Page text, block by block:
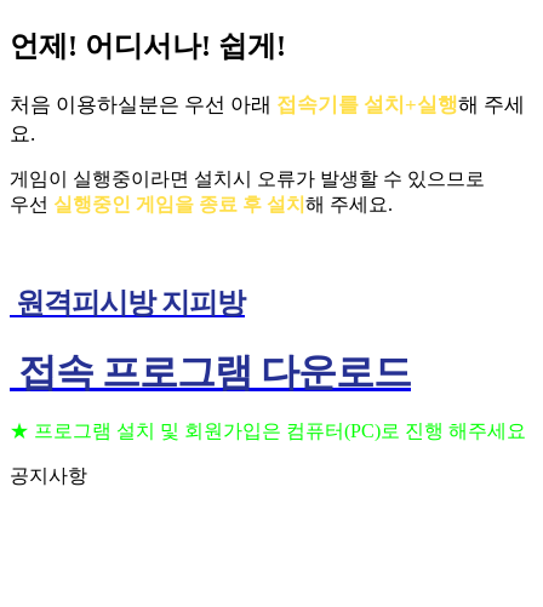
언제! 어디서나! 쉽게!
처음 이용하실분은 우선 아래 접속기를 설치+실행해 주세
요.
게임이 실행중이라면 설치시 오류가 발생할 수 있으므로
우선 실행중인 게임을 종료 후 설치 해 주세요.
원격피시방 지피방
접속 프로그램 다운로드
★ 프로그램 설치 및 회원가입은 컴퓨터(PC)로 진행 해주세요
공지사항